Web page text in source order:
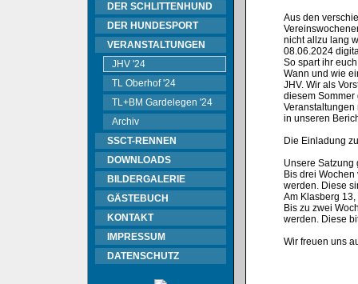
DER SCHLITTENHUND
DER HUNDESPORT
VERANSTALTUNGEN
JHV '24
TL Oberhof '24
TL+BM Gardelegen '24
Archiv
SSCT-RENNEN
DOWNLOADS
BILDERGALERIE
GÄSTEBUCH
KONTAKT
IMPRESSUM
DATENSCHUTZ
Aus den
nicht allzu lang
08.06.2024
So spart ihr
Wann und wie
JHV. Wir als
diesem
in unseren
Die Einladung
Unsere Satzung
Bis drei
werden. Diese
Am Klasberg
Bis zu zwei
werden. Diese
Wir freuen uns